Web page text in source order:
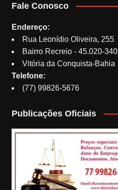
Fale Conosco
Endereço:
Rua Leonídio Oliveira, 255
Bairro Recreio - 45.020-340
Vitória da Conquista-Bahia
Telefone:
(77) 99826-5676
Publicações Oficiais